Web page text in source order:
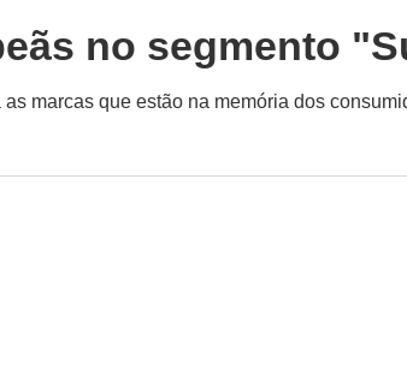
no segmento
marcas que estão na memória dos